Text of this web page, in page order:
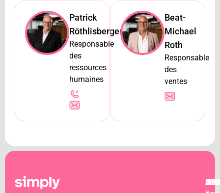
Patrick
Röthlisberger
Responsable
des
ressources
humaines
Beat-
Michael
Roth
Responsable
des
ventes